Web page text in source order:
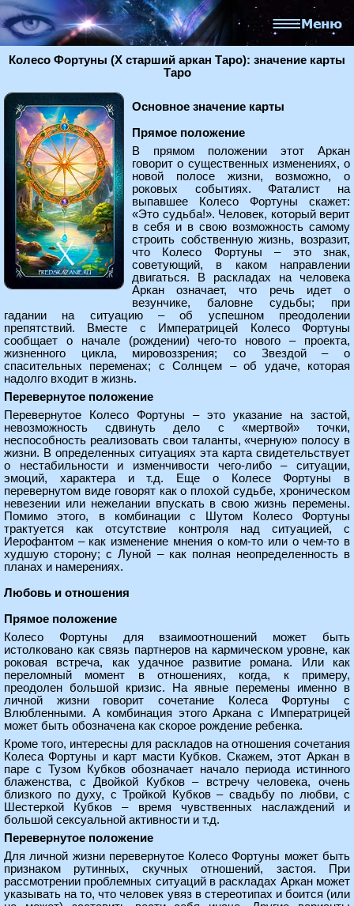
Колесо Фортуны (X старший аркан Таро): значение карты
Таро
Основное значение карты
Прямое положение
В прямом положении этот Аркан
говорит о существенных изменениях, о
новой полосе жизни, возможно, о
роковых событиях. Фаталист на
выпавшее Колесо Фортуны скажет:
«Это судьба!». Человек, который верит
в себя и в свою возможность самому
строить собственную жизнь, возразит,
что Колесо Фортуны – это знак,
советующий, в каком направлении
двигаться. В раскладах на человека
Аркан означает, что речь идет о
везунчике, баловне судьбы; при
гадании на ситуацию – об успешном преодолении
препятствий. Вместе с Императрицей Колесо Фортуны
сообщает о начале (рождении) чего-то нового – проекта,
жизненного цикла, мировоззрения; со Звездой – о
спасительных переменах; с Солнцем – об удаче, которая
надолго входит в жизнь.
Перевернутое положение
Перевернутое Колесо Фортуны – это указание на застой,
невозможность сдвинуть дело с «мертвой» точки,
неспособность реализовать свои таланты, «черную» полосу в
жизни. В определенных ситуациях эта карта свидетельствует
о нестабильности и изменчивости чего-либо – ситуации,
эмоций, характера и т.д. Еще о Колесе Фортуны в
перевернутом виде говорят как о плохой судьбе, хроническом
невезении или нежелании впускать в свою жизнь перемены.
Помимо этого, в комбинации с Шутом Колесо Фортуны
трактуется как отсутствие контроля над ситуацией, с
Иерофантом – как изменение мнения о ком-то или о чем-то в
худшую сторону; с Луной – как полная неопределенность в
планах и намерениях.
Любовь и отношения
Прямое положение
Колесо Фортуны для взаимоотношений может быть
истолковано как связь партнеров на кармическом уровне, как
роковая встреча, как удачное развитие романа. Или как
переломный момент в отношениях, когда, к примеру,
преодолен большой кризис. На явные перемены именно в
личной жизни говорит сочетание Колеса Фортуны с
Влюбленными. А комбинация этого Аркана с Императрицей
может быть обозначена как скорое рождение ребенка.
Кроме того, интересны для раскладов на отношения сочетания
Колеса Фортуны и карт масти Кубков. Скажем, этот Аркан в
паре с Тузом Кубков обозначает начало периода истинного
блаженства, с Двойкой Кубков – встречу человека, очень
близкого по духу, с Тройкой Кубков – свадьбу по любви, с
Шестеркой Кубков – время чувственных наслаждений и
большой сексуальной активности и т.д.
Перевернутое положение
Для личной жизни перевернутое Колесо Фортуны может быть
признаком рутинных, скучных отношений, застоя. При
рассмотрении проблемных ситуаций в раскладах Аркан может
указывать на то, что человек увяз в стереотипах и боится (или